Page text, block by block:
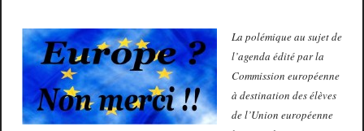
La polémique au sujet de
l’agenda édité par la
Commission européenne
à destination des élèves
de l’Union européenne